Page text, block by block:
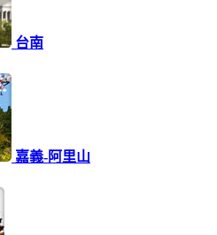
台南
嘉義-阿里山